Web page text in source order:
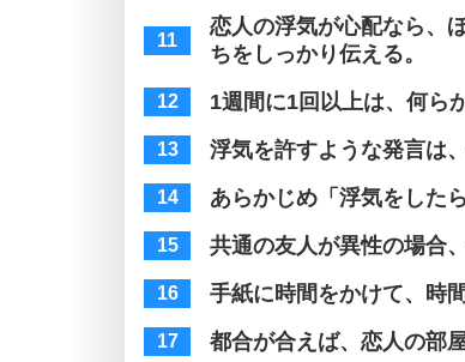
恋人の浮気が心配なら、
ちをしっかり伝える。
1週間に1回以上は、何ら
浮気を許すような発言は
あらかじめ「浮気をした
共通の友人が異性の場合
手紙に時間をかけて、時
都合が合えば、恋人の部